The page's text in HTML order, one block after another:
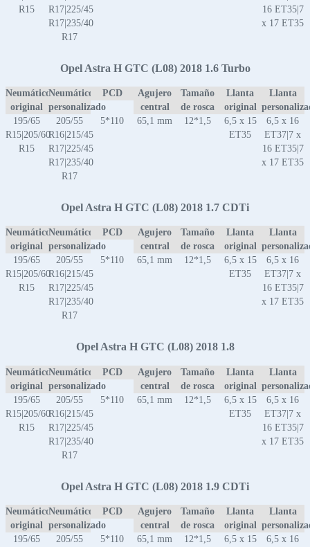
R15
R17|225/45
R17|235/40
R17
16 ET35|7
x 17 ET35
Opel Astra H GTC (L08) 2018 1.6 Turbo
Neumático
original
Neumático
personalizado
PCD
Agujero
central
Tamaño
de rosca
Llanta
original
Llanta
195/65
R15|205/60
R15
205/55
R16|215/45
R17|225/45
R17|235/40
R17
5*110 65,1 mm 12*1,5
6,5 x 15
ET35
6,5 x 16
ET37|7 x
16 ET35|7
x 17 ET35
Opel Astra H GTC (L08) 2018 1.7 CDTi
Neumático
original
Neumático
personalizado
PCD
Agujero
central
Tamaño
de rosca
Llanta
original
Llanta
195/65
R15|205/60
R15
205/55
R16|215/45
R17|225/45
R17|235/40
R17
5*110 65,1 mm 12*1,5
6,5 x 15
ET35
6,5 x 16
ET37|7 x
16 ET35|7
x 17 ET35
Opel Astra H GTC (L08) 2018 1.8
Neumático
original
Neumático
personalizado
PCD
Agujero
central
Tamaño
de rosca
Llanta
original
Llanta
195/65
R15|205/60
R15
205/55
R16|215/45
R17|225/45
R17|235/40
R17
5*110 65,1 mm 12*1,5
6,5 x 15
ET35
6,5 x 16
ET37|7 x
16 ET35|7
x 17 ET35
Opel Astra H GTC (L08) 2018 1.9 CDTi
Neumático
original
Neumático
personalizado
PCD
Agujero
central
Tamaño
de rosca
Llanta
original
Llanta
195/65
205/55
5*110 65,1 mm 12*1,5
6,5 x 15
6,5 x 16